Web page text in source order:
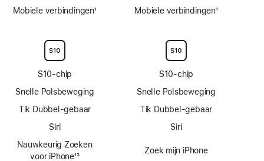
Mobiele verbindingen1
S10‑chip
Snelle Polsbeweging
Tik Dubbel-gebaar
Siri
Nauwkeurig Zoeken
voor iPhone13
Mobiele verbindingen1
S10‑chip
Snelle Polsbeweging
Tik Dubbel-gebaar
Siri
Zoek mijn iPhone